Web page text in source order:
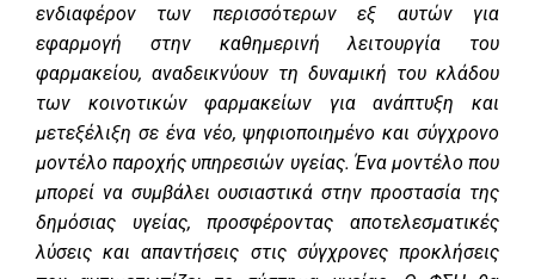
ενδιαφέρον των περισσότερων εξ αυτών για
εφαρμογή στην καθημερινή λειτουργία του
φαρμακείου, αναδεικνύουν τη δυναμική του κλάδου
των κοινοτικών φαρμακείων για ανάπτυξη και
μετεξέλιξη σε ένα νέο, ψηφιοποιημένο και σύγχρονο
μοντέλο παροχής υπηρεσιών υγείας. Ένα μοντέλο που
μπορεί να συμβάλει ουσιαστικά στην προστασία της
δημόσιας υγείας, προσφέροντας αποτελεσματικές
λύσεις και απαντήσεις στις σύγχρονες προκλήσεις